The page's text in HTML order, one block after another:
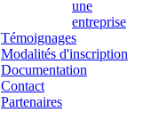
une
entreprise
Témoignages
Modalités d'inscription
Documentation
Contact
Partenaires